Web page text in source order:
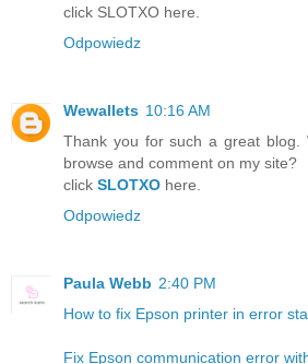
click SLOTXO here.
Odpowiedz
Wewallets 10:16 AM
Thank you for such a great blog.
browse and comment on my site?
click SLOTXO here.
Odpowiedz
Paula Webb 2:40 PM
How to fix Epson printer in error
Fix Epson communication error